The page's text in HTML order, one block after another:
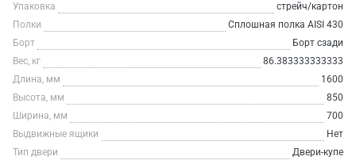
Упаковка
стрейч/картон
Полки
Сплошная полка AISI 430
Борт
Борт сзади
Вес, кг
86.383333333333
Длина, мм
1600
Высота, мм
850
Ширина, мм
700
Выдвижные ящики
Нет
Тип двери
Двери-купе